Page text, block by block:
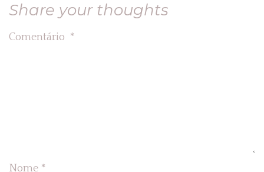
Share your thoughts
Comentário *
Nome *